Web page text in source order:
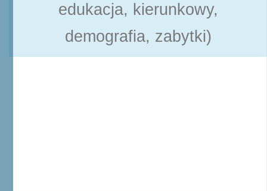
edukacja, kierunkowy,
demografia, zabytki)